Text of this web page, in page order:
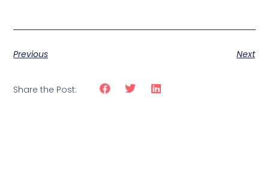
Previous Next
Share the Post: